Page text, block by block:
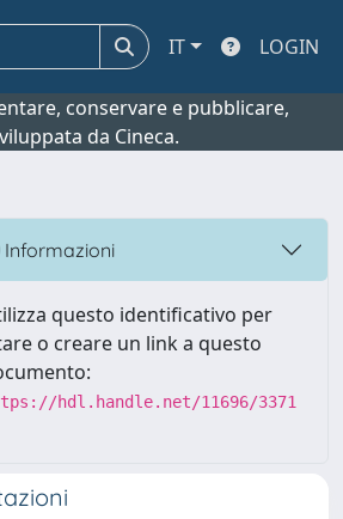
IT LOGIN
conservare e pubblicare,
da Cineca.
Informazioni
questo identificativo per
o creare un link a questo
hdl.handle.net/11696/3371